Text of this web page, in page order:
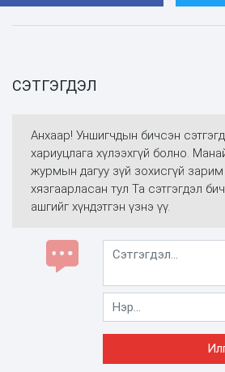
СЭТГЭГДЭЛ
Анхаар! Уншигчдын бичсэн
хариуцлага хүлээхгүй болно.
журмын дагуу зүй зохисгүй зарим
хязгаарласан тул Та сэтгэгдэл
ашгийг хүндэтгэн үзнэ үү.